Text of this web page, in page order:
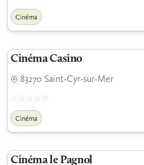
Cinéma
Cinéma Casino
83270 Saint-Cyr-sur-Mer
Cinéma
Cinéma le Pagnol